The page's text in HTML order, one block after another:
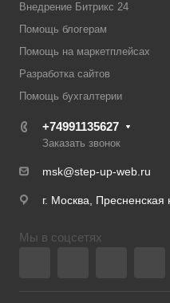
Внедрение Битрикс 24
Помощь блогерам
Помощь на маркетплейсах
Разработка сайтов
Помощь бухгалтерии
+74991135627
Заказать звонок
msk@step-up-web.ru
г. Москва, Пресненская
Мы в соцсетях